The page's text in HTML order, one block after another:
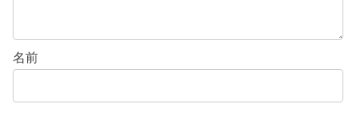
名前